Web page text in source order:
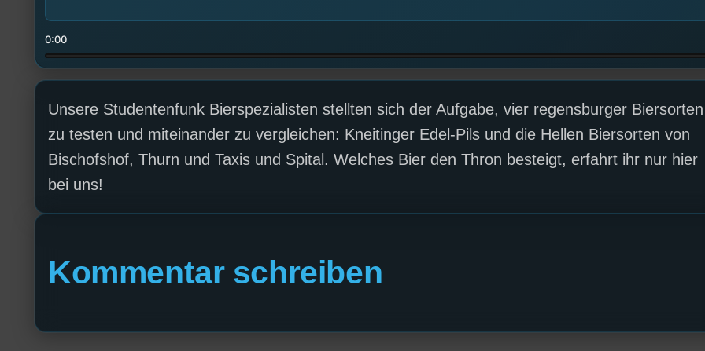
0:00
Unsere Studentenfunk Bierspezialisten stellten sich der Aufgabe, vier regensburger Biersorten
zu testen und miteinander zu vergleichen: Kneitinger Edel-Pils und die Hellen Biersorten von
Bischofshof, Thurn und Taxis und Spital. Welches Bier den Thron besteigt, erfahrt ihr nur hier
bei uns!
Kommentar schreiben